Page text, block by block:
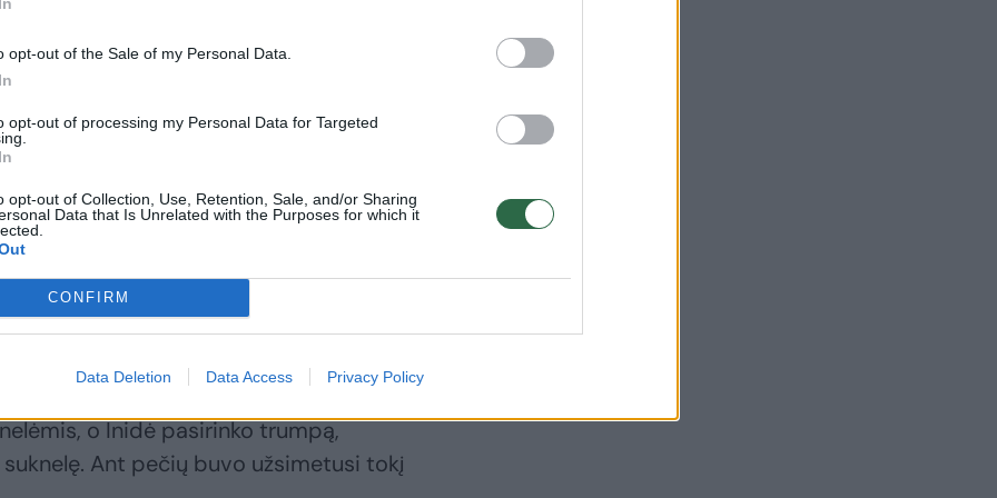
opt-out of the Sale of my Personal Data.
opt-out of processing my Personal Data for Targeted
opt-out of Collection, Use, Retention, Sale, and/or Sharing
Data that Is Unrelated with the Purposes for which it
CONFIRM
Data Deletion Data Access Privacy Policy
buvo kaubojiška tema. Moteris
su užrašu
su blizgučiais bei avėjo baltais,
o vėliau keliavo į Lietuvos pajūry.
Name“
. Merginos turėjo prabangią
restorane. Inidės draugės puošėsi
o Inidė pasirinko trumpą,
Ant pečių buvo užsimetusi tokį